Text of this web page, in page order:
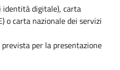
identità digitale), carta
o carta nazionale dei servizi
per la presentazione